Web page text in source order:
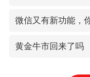
黄金牛市回来了吗